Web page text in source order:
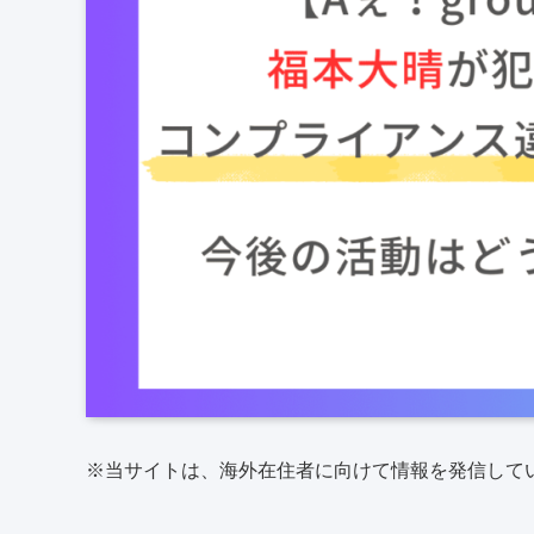
※当サイトは、海外在住者に向けて情報を発信して